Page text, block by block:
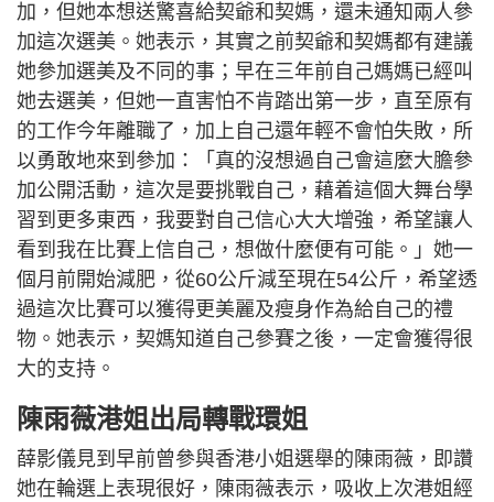
加，但她本想送驚喜給契爺和契媽，還未通知兩人參
加這次選美。她表示，其實之前契爺和契媽都有建議
她參加選美及不同的事；早在三年前自己媽媽已經叫
她去選美，但她一直害怕不肯踏出第一步，直至原有
的工作今年離職了，加上自己還年輕不會怕失敗，所
以勇敢地來到參加：「真的沒想過自己會這麼大膽參
加公開活動，這次是要挑戰自己，藉着這個大舞台學
習到更多東西，我要對自己信心大大增強，希望讓人
看到我在比賽上信自己，想做什麼便有可能。」她一
個月前開始減肥，從60公斤減至現在54公斤，希望透
過這次比賽可以獲得更美麗及瘦身作為給自己的禮
物。她表示，契媽知道自己參賽之後，一定會獲得很
大的支持。
陳雨薇港姐出局轉戰環姐
薛影儀見到早前曾參與香港小姐選舉的陳雨薇，即讚
她在輪選上表現很好，陳雨薇表示，吸收上次港姐經